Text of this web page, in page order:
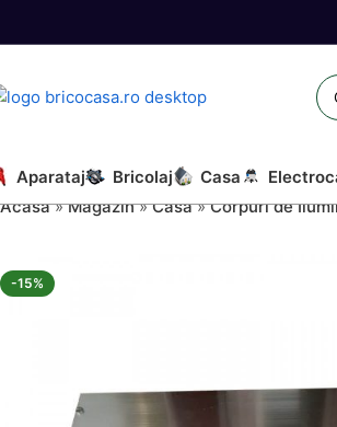
Aparataj Bricolaj Casa
Acasă»Magazin»Casa»Corpuri de
-15%